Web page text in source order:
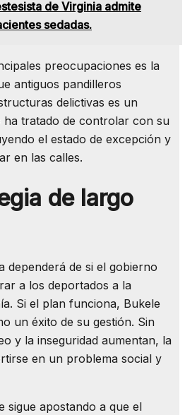
de Virginia admite
sedadas.
preocupaciones es la
antiguos pandilleros
delictivas es un
ha tratado de controlar con su
el estado de excepción y
en las calles.
de largo
dependerá de si el gobierno
a los deportados a la
Si el plan funciona, Bukele
un éxito de su gestión. Sin
y la inseguridad aumentan, la
en un problema social y
sigue apostando a que el